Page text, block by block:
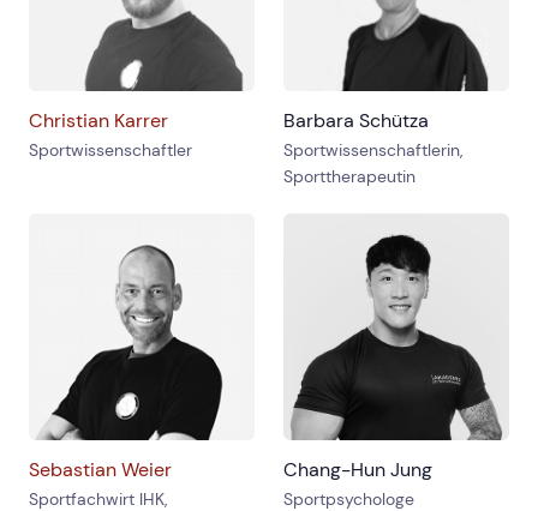
Christian Karrer
Sportwissenschaftler
Barbara Schütza
Sportwissenschaftlerin,
Sporttherapeutin
Sebastian Weier
Sportfachwirt IHK,
Chang-Hun Jung
Sportpsychologe